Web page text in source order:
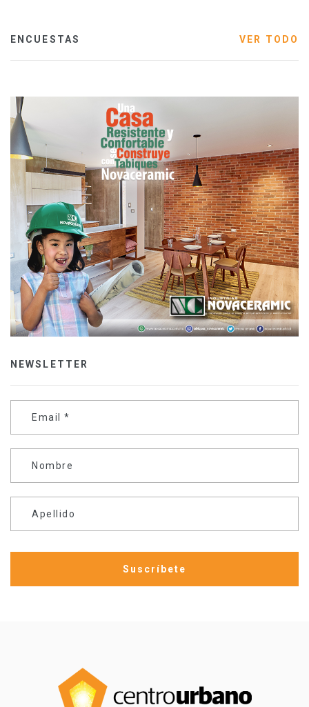
ENCUESTAS VER TODO
NEWSLETTER
Email *
Nombre
Apellido